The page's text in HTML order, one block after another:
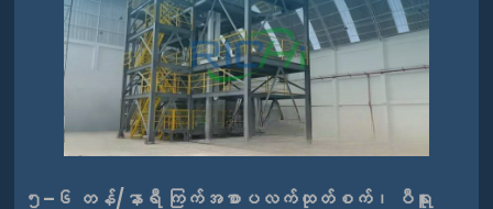
၅–၆ တန်/နာရီ ကြက်အစာပလက်ထုတ်စက်၊ ပီရူး